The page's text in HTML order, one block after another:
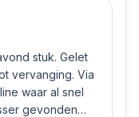
stuk. Gelet
vervanging. Via
waar al snel
gevonden